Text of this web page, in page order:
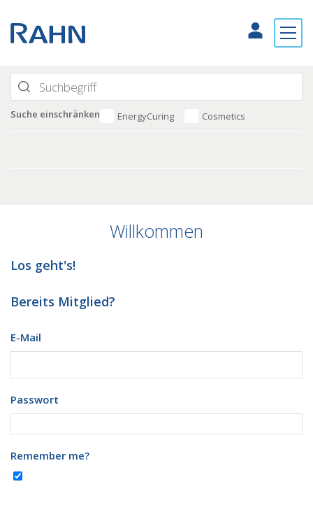
Suche einschränken EnergyCuring Cosmetics
Willkommen
Los geht's!
Bereits Mitglied?
E-Mail
Passwort
Remember me?